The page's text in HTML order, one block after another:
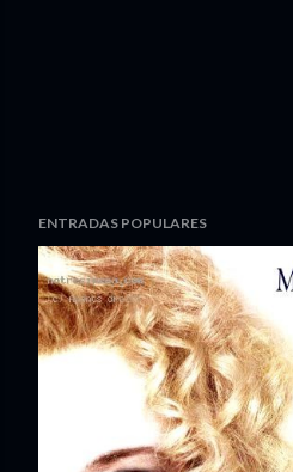
ENTRADAS POPULARES